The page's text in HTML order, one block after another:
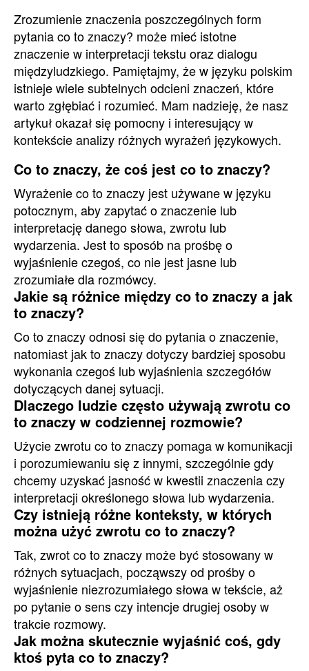
Zrozumienie znaczenia poszczególnych form
pytania co to znaczy? może mieć istotne
znaczenie w interpretacji tekstu oraz dialogu
międzyludzkiego. Pamiętajmy, że w języku polskim
istnieje wiele subtelnych odcieni znaczeń, które
warto zgłębiać i rozumieć. Mam nadzieję, że nasz
artykuł okazał się pomocny i interesujący w
kontekście analizy różnych wyrażeń językowych.
Co to znaczy, że coś jest co to znaczy?
Wyrażenie co to znaczy jest używane w języku
potocznym, aby zapytać o znaczenie lub
interpretację danego słowa, zwrotu lub
wydarzenia. Jest to sposób na prośbę o
wyjaśnienie czegoś, co nie jest jasne lub
zrozumiałe dla rozmówcy.
Jakie są różnice między co to znaczy a jak
to znaczy?
Co to znaczy odnosi się do pytania o znaczenie,
natomiast jak to znaczy dotyczy bardziej sposobu
wykonania czegoś lub wyjaśnienia szczegółów
dotyczących danej sytuacji.
Dlaczego ludzie często używają zwrotu co
to znaczy w codziennej rozmowie?
Użycie zwrotu co to znaczy pomaga w komunikacji
i porozumiewaniu się z innymi, szczególnie gdy
chcemy uzyskać jasność w kwestii znaczenia czy
interpretacji określonego słowa lub wydarzenia.
Czy istnieją różne konteksty, w których
można użyć zwrotu co to znaczy?
Tak, zwrot co to znaczy może być stosowany w
różnych sytuacjach, począwszy od prośby o
wyjaśnienie niezrozumiałego słowa w tekście, aż
po pytanie o sens czy intencje drugiej osoby w
trakcie rozmowy.
Jak można skutecznie wyjaśnić coś, gdy
ktoś pyta co to znaczy?